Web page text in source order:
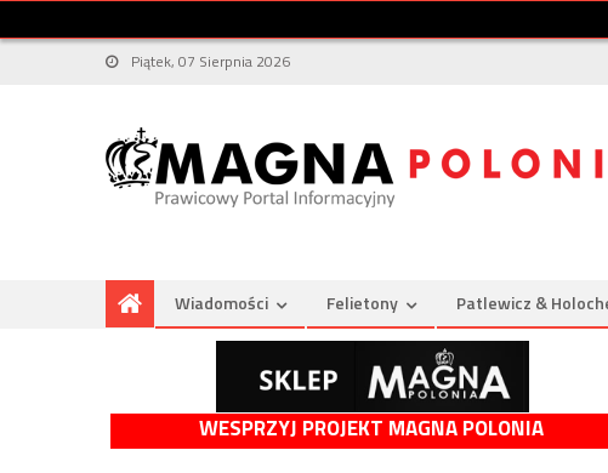
Piątek, 07 Sierpnia 2026
Wiadomości Felietony Patlewicz &
WESPRZYJ PROJEKT MAGNA POLONIA